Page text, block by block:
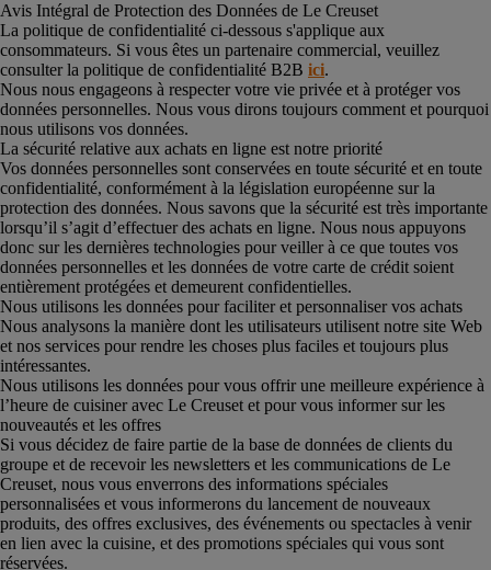
Avis Intégral de Protection des Données de Le Creuset
La politique de confidentialité ci-dessous s'applique aux
consommateurs. Si vous êtes un partenaire commercial, veuillez
consulter la politique de confidentialité B2B ici.
Nous nous engageons à respecter votre vie privée et à protéger vos
données personnelles. Nous vous dirons toujours comment et pourquoi
nous utilisons vos données.
La sécurité relative aux achats en ligne est notre priorité
Vos données personnelles sont conservées en toute sécurité et en toute
confidentialité, conformément à la législation européenne sur la
protection des données. Nous savons que la sécurité est très importante
lorsqu’il s’agit d’effectuer des achats en ligne. Nous nous appuyons
donc sur les dernières technologies pour veiller à ce que toutes vos
données personnelles et les données de votre carte de crédit soient
entièrement protégées et demeurent confidentielles.
Nous utilisons les données pour faciliter et personnaliser vos achats
Nous analysons la manière dont les utilisateurs utilisent notre site Web
et nos services pour rendre les choses plus faciles et toujours plus
intéressantes.
Nous utilisons les données pour vous offrir une meilleure expérience à
l’heure de cuisiner avec Le Creuset et pour vous informer sur les
nouveautés et les offres
Si vous décidez de faire partie de la base de données de clients du
groupe et de recevoir les newsletters et les communications de Le
Creuset, nous vous enverrons des informations spéciales
personnalisées et vous informerons du lancement de nouveaux
produits, des offres exclusives, des événements ou spectacles à venir
en lien avec la cuisine, et des promotions spéciales qui vous sont
réservées.